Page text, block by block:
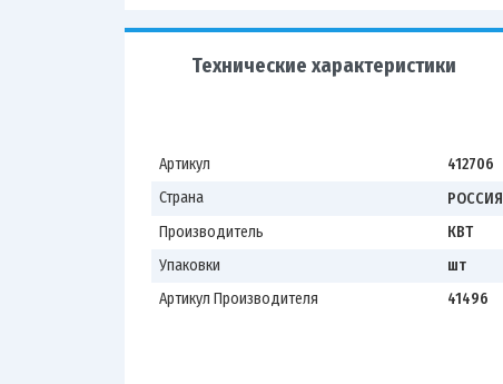
Технические характеристики
Артикул
412706
Страна
РОССИЯ
Производитель
КВТ
Упаковки
шт
Артикул Производителя
41496